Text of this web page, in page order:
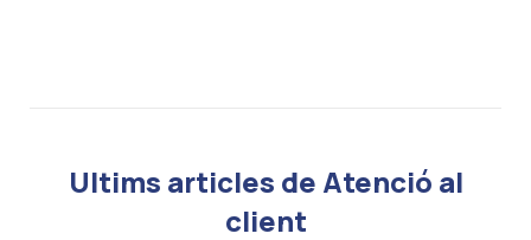
Ultims articles de Atenció al
client